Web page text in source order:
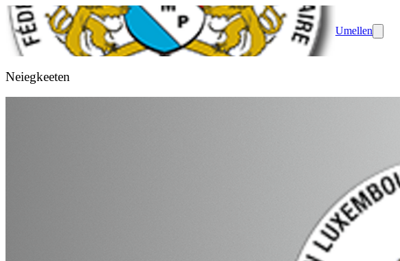
Umellen
Neiegkeeten